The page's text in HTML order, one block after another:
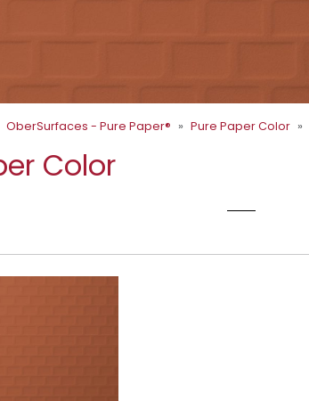
OberSurfaces - Pure Paper® Pure Paper Color
Color